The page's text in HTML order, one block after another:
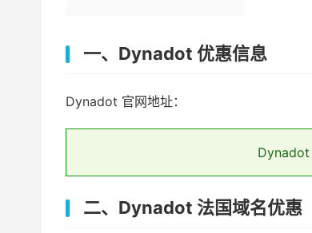
一、Dynadot 优惠信息
Dynadot 官网地址：
Dynadot
二、Dynadot 法国域名优惠